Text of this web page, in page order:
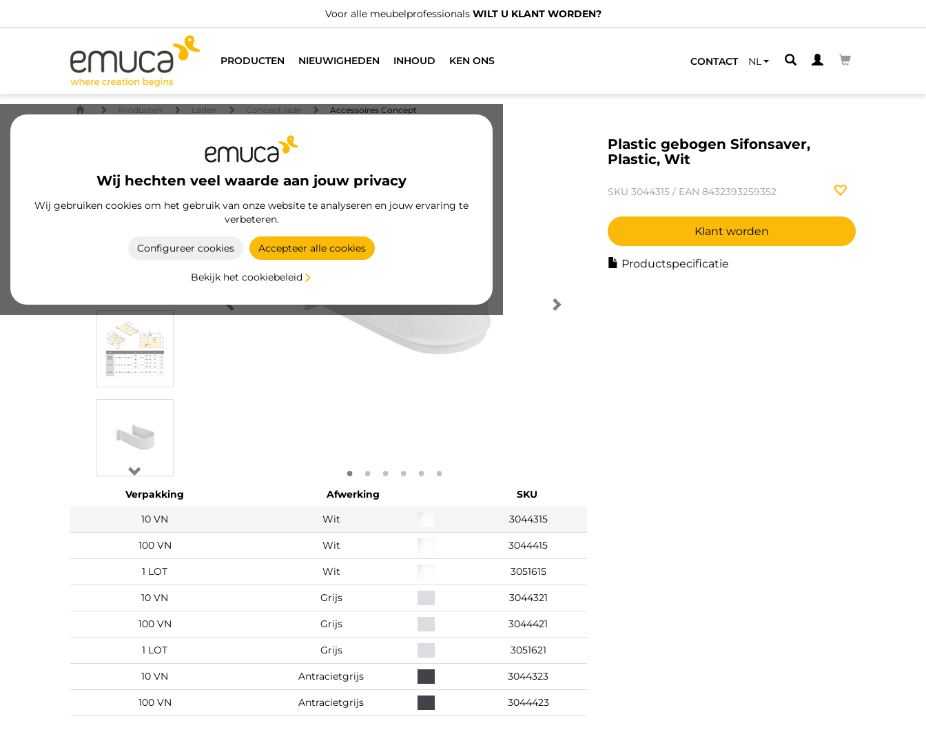
Voor alle meubelprofessionals WILT U KLANT WORDEN?
PRODUCTEN NIEUWIGHEDEN INHOUD KEN ONS CONTACT NL
Wij hechten veel waarde aan jouw privacy
Wij gebruiken cookies om het gebruik van onze website te analyseren en jouw ervaring te
verbeteren.
Configureer cookies Accepteer alle cookies
Bekijk het cookiebeleid
Producten Laden Concept lade Accessoires Concept
Plastic gebogen Sifonsaver,
Plastic, Wit
SKU 3044315 / EAN 8432393259352
Klant worden
Productspecificatie
Verpakking Afwerking
SKU
10 VN
Wit 3044315
100 VN Wit 3044415
1 LOT Wit 3051615
10 VN Grijs 3044321
100 VN Grijs 3044421
1 LOT Grijs 3051621
10 VN Antracietgrijs 3044323
100 VN Antracietgrijs 3044423